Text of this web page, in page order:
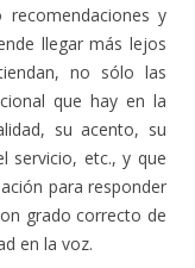
recomendaciones y
llegar más lejos
no sólo las
que hay en la
su acento, su
servicio, etc., y que
para responder
grado correcto de
en la voz.